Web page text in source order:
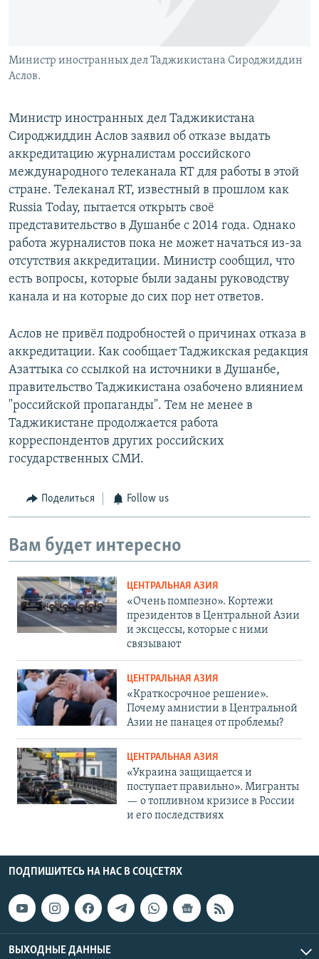
Министр иностранных дел Таджикистана Сироджиддин
Аслов.
Министр иностранных дел Таджикистана
Сироджиддин Аслов заявил об отказе выдать
аккредитацию журналистам российского
международного телеканала RT для работы в этой
стране. Телеканал RT, известный в прошлом как
Russia Today, пытается открыть своё
представительство в Душанбе c 2014 года. Однако
работа журналистов пока не может начаться из-за
отсутствия аккредитации. Министр сообщил, что
есть вопросы, которые были заданы руководству
канала и на которые до сих пор нет ответов.
Аслов не привёл подробностей о причинах отказа в
аккредитации. Как сообщает Таджикская редакция
Азаттыка со ссылкой на источники в Душанбе,
правительство Таджикистана озабочено влиянием
"российской пропаганды". Тем не менее в
Таджикистане продолжается работа
корреспондентов других российских
государственных СМИ.
Поделиться Follow us
Вам будет интересно
ЦЕНТРАЛЬНАЯ АЗИЯ
«Очень помпезно». Кортежи
президентов в Центральной Азии
и эксцессы, которые с ними
связывают
ЦЕНТРАЛЬНАЯ АЗИЯ
«Краткосрочное решение».
Почему амнистии в Центральной
Азии не панацея от проблемы?
ЦЕНТРАЛЬНАЯ АЗИЯ
«Украина защищается и
поступает правильно». Мигранты
— о топливном кризисе в России
и его последствиях
ПОДПИШИТЕСЬ НА НАС В СОЦСЕТЯХ
ВЫХОДНЫЕ ДАННЫЕ